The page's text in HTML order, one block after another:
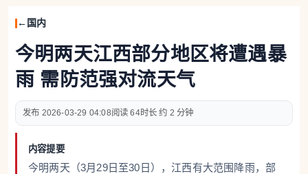
国内
今明两天江西部分地区将遭遇暴
雨 需防范强对流天气
2026-03-29 04:08 64 约 2 分钟
内容提要
今明两天（3月29日至30日），江西有大范围降雨，部